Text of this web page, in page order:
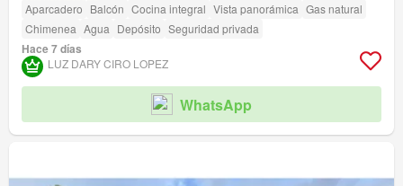
Aparcadero Balcón Cocina integral Vista panorámica Gas natural
Chimenea Agua Depósito Seguridad privada
Hace 7 días
LUZ DARY CIRO LOPEZ
WhatsApp